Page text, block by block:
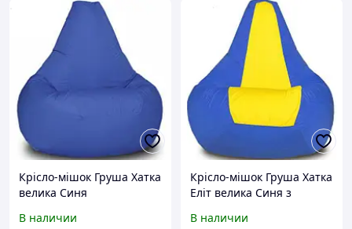
Крісло-мішок Груша Хатка
велика Синя
В наличии
Крісло-мішок Груша Хатка
Еліт велика Синя з
В наличии